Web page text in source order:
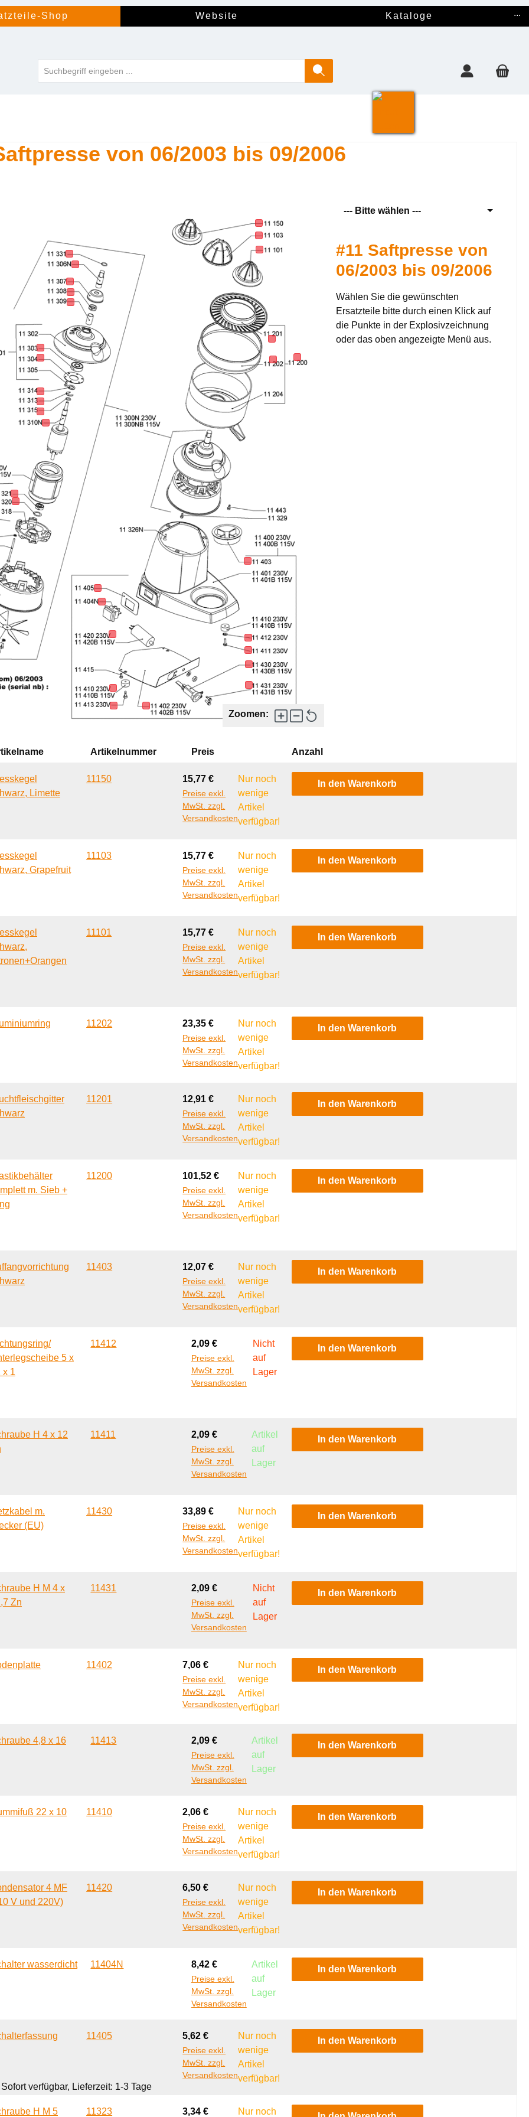
Shop Website Kataloge ...
von 06/2003 bis 09/2006
Zoomen:
--- Bitte wählen ---
#11 Saftpresse von
06/2003 bis 09/2006
Wählen Sie die gewünschten
Ersatzteile bitte durch einen Klick auf
die Punkte in der Explosivzeichnung
oder das oben angezeigte Menü aus.
Artikelnummer Preis Anzahl
Limette
11150 Regulärer Preis:
15,77 €
Preise exkl.
MwSt. zzgl.
Versandkosten
Nur noch
wenige
Artikel
verfügbar!
In den Warenkorb
Grapefruit
11103 Regulärer Preis:
15,77 €
Preise exkl.
MwSt. zzgl.
Versandkosten
Nur noch
wenige
Artikel
verfügbar!
In den Warenkorb
11101 Regulärer Preis:
15,77 €
Preise exkl.
MwSt. zzgl.
Versandkosten
Nur noch
wenige
Artikel
verfügbar!
In den Warenkorb
11202 Regulärer Preis:
23,35 €
Preise exkl.
MwSt. zzgl.
Versandkosten
Nur noch
wenige
Artikel
verfügbar!
In den Warenkorb
11201 Regulärer Preis:
12,91 €
Preise exkl.
MwSt. zzgl.
Versandkosten
Nur noch
wenige
Artikel
verfügbar!
In den Warenkorb
m. Sieb +
11200 Regulärer Preis:
101,52 €
Preise exkl.
MwSt. zzgl.
Versandkosten
Nur noch
wenige
Artikel
verfügbar!
In den Warenkorb
11403 Regulärer Preis:
12,07 €
Preise exkl.
MwSt. zzgl.
Versandkosten
Nur noch
wenige
Artikel
verfügbar!
In den Warenkorb
5 x
x 1
11412 Regulärer Preis:
2,09 €
Preise exkl.
MwSt. zzgl.
Versandkosten
Nicht
auf
Lager
In den Warenkorb
H 4 x 12
11411 Regulärer Preis:
2,09 €
Preise exkl.
MwSt. zzgl.
Versandkosten
Artikel
auf
Lager
In den Warenkorb
m.
(EU)
11430 Regulärer Preis:
33,89 €
Preise exkl.
MwSt. zzgl.
Versandkosten
Nur noch
wenige
Artikel
verfügbar!
In den Warenkorb
H M 4 x
Zn
11431 Regulärer Preis:
2,09 €
Preise exkl.
MwSt. zzgl.
Versandkosten
Nicht
auf
Lager
In den Warenkorb
11402 Regulärer Preis:
7,06 €
Preise exkl.
MwSt. zzgl.
Versandkosten
Nur noch
wenige
Artikel
verfügbar!
In den Warenkorb
4,8 x 16 11413 Regulärer Preis:
2,09 €
Preise exkl.
MwSt. zzgl.
Versandkosten
Artikel
auf
Lager
In den Warenkorb
22 x 10 11410 Regulärer Preis:
2,06 €
Preise exkl.
MwSt. zzgl.
Versandkosten
Nur noch
wenige
Artikel
verfügbar!
In den Warenkorb
4 MF
V und 220V)
11420 Regulärer Preis:
6,50 €
Preise exkl.
MwSt. zzgl.
Versandkosten
Nur noch
wenige
Artikel
verfügbar!
In den Warenkorb
wasserdicht 11404N Regulärer Preis:
8,42 €
Preise exkl.
MwSt. zzgl.
Versandkosten
Artikel
auf
Lager
In den Warenkorb
Sofort verfügbar, Lieferzeit: 1-3 Tage
11405 Regulärer Preis:
5,62 €
Preise exkl.
MwSt. zzgl.
Versandkosten
Nur noch
wenige
Artikel
verfügbar!
In den Warenkorb
H M 5 11323 Regulärer Preis:
3,34 € Nur noch